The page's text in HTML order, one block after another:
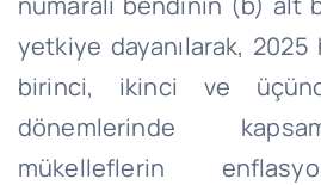
yetkiye dayanılarak,
birinci, ikinci ve
dönemlerinde
mükelleflerin